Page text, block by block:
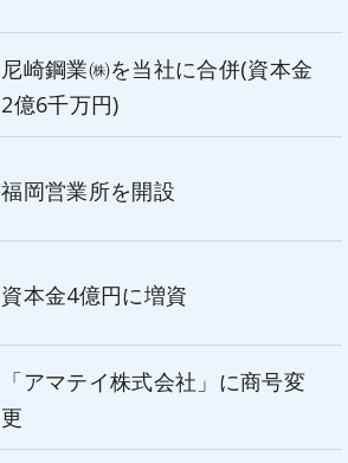
尼崎鋼業㈱を当社に合併(資本金
2億6千万円)
福岡営業所を開設
資本金4億円に増資
「アマテイ株式会社」に商号変
更